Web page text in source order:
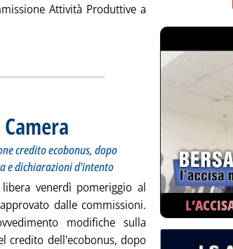
Attività Produttive a
tutta la notizia: 'Fer, Galli (Mise): con le
. Sottotitolo: Confermata la norma su Alitalia e
. Pubblicata martedì 25 giugno 2019 alle 18.21.
credito ecobonus, dopo
e dichiarazioni d'intento
venerdì pomeriggio al
dalle commissioni.
modifiche sulla
credito dell'ecobonus, dopo